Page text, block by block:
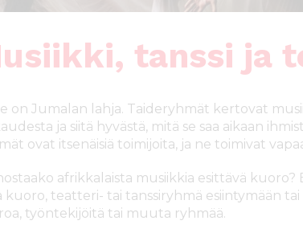
tanssi ja
on Jumalan lahja. Taideryhmät kertovat
ja siitä hyvästä, mitä se saa aikaan
ovat itsenäisiä toimijoita, ja ne toimivat
afrikkalaista musiikkia esittävä kuoro?
kuoro, teatteri- tai tanssiryhmä esiintymään
työntekijöitä tai muuta ryhmää.